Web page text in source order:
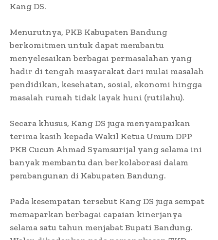
Kang DS.
Menurutnya, PKB Kabupaten Bandung
berkomitmen untuk dapat membantu
menyelesaikan berbagai permasalahan yang
hadir di tengah masyarakat dari mulai masalah
pendidikan, kesehatan, sosial, ekonomi hingga
masalah rumah tidak layak huni (rutilahu).
Secara khusus, Kang DS juga menyampaikan
terima kasih kepada Wakil Ketua Umum DPP
PKB Cucun Ahmad Syamsurijal yang selama ini
banyak membantu dan berkolaborasi dalam
pembangunan di Kabupaten Bandung.
Pada kesempatan tersebut Kang DS juga sempat
memaparkan berbagai capaian kinerjanya
selama satu tahun menjabat Bupati Bandung.